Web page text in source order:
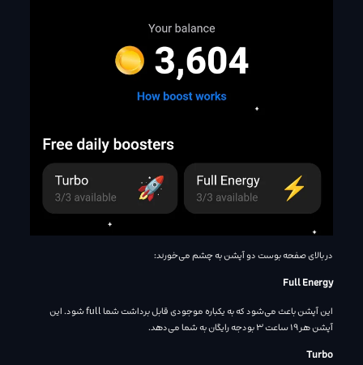
در بالای صفحه بوست دو آپشن به چشم می‌خورند:
Full Energy
این آپشن باعث می‌شود که به یکباره موجودی قابل برداشت شما full شود. این
آپشن هر 19 ساعت 3 بودجه رایگان به شما می‌دهد.
Turbo